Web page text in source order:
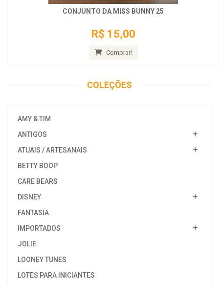
CONJUNTO DA MISS BUNNY 25
R$ 15,00
Comprar!
COLEÇÕES
AMY & TIM
ANTIGOS
ATUAIS / ARTESANAIS
BETTY BOOP
CARE BEARS
DISNEY
FANTASIA
IMPORTADOS
JOLIE
LOONEY TUNES
LOTES PARA INICIANTES